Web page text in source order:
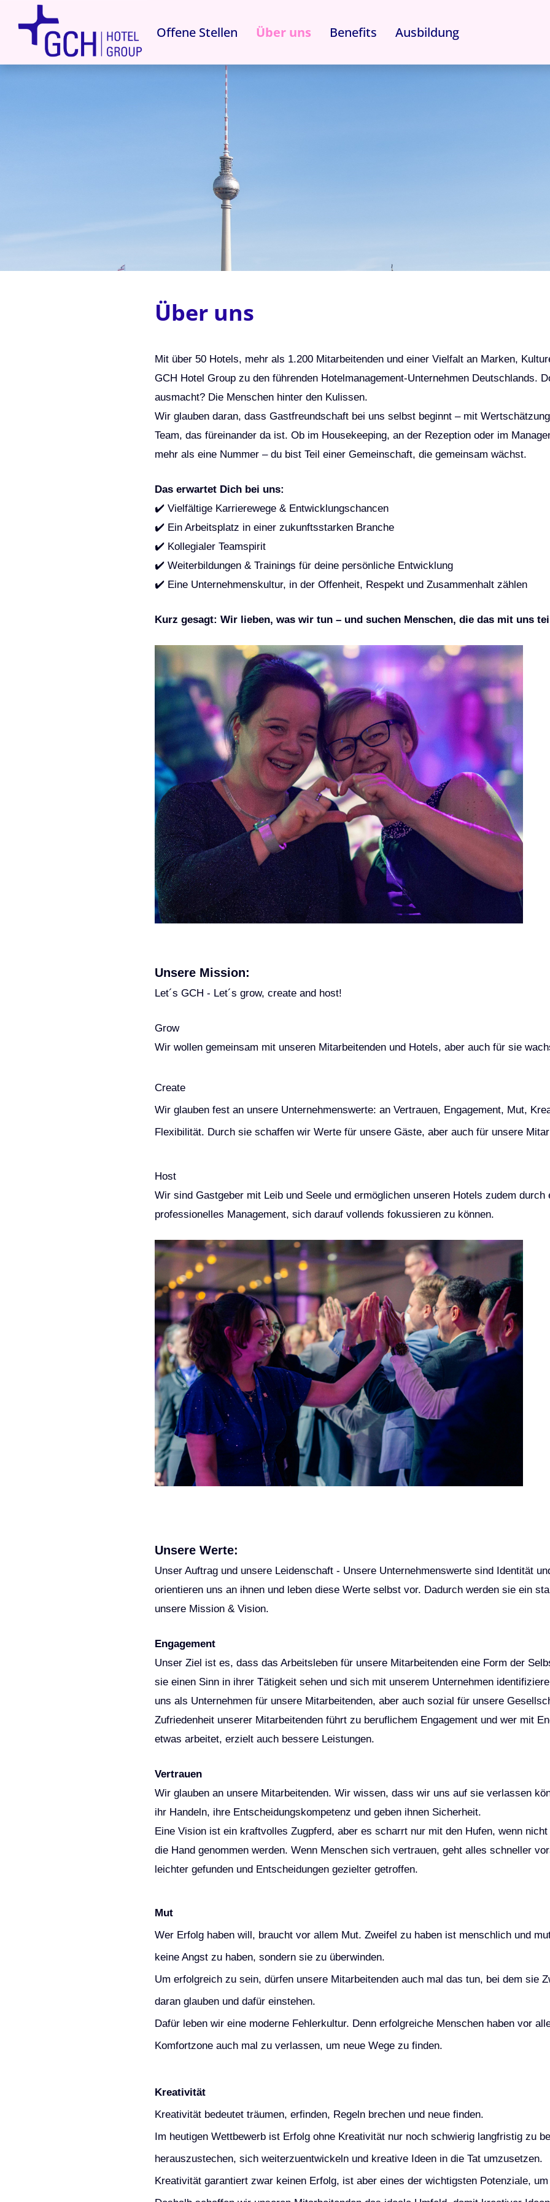
Offene Stellen Über uns Benefits Ausbildung
Über uns
Mit über 50 Hotels, mehr als 1.200 Mitarbeitenden und einer Vielfalt an Marken,
GCH Hotel Group zu den führenden Hotelmanagement-Unternehmen Deutschlands.
ausmacht? Die Menschen hinter den Kulissen.
Wir glauben daran, dass Gastfreundschaft bei uns selbst beginnt – mit
Team, das füreinander da ist. Ob im Housekeeping, an der Rezeption oder im
mehr als eine Nummer – du bist Teil einer Gemeinschaft, die gemeinsam wächst.
Das erwartet Dich bei uns:
✔️ Vielfältige Karrierewege & Entwicklungschancen
✔️ Ein Arbeitsplatz in einer zukunftsstarken Branche
✔️ Kollegialer Teamspirit
✔️ Weiterbildungen & Trainings für deine persönliche Entwicklung
✔️ Eine Unternehmenskultur, in der Offenheit, Respekt und Zusammenhalt zählen
Kurz gesagt: Wir lieben, was wir tun – und suchen Menschen, die das mit uns
Unsere Mission:
Let´s GCH - Let´s grow, create and host!
Grow
Wir wollen gemeinsam mit unseren Mitarbeitenden und Hotels, aber auch für sie
Create
Wir glauben fest an unsere Unternehmenswerte: an Vertrauen, Engagement, Mut,
Flexibilität. Durch sie schaffen wir Werte für unsere Gäste, aber auch für unsere
Host
Wir sind Gastgeber mit Leib und Seele und ermöglichen unseren Hotels zudem durch
professionelles Management, sich darauf vollends fokussieren zu können.
Unsere Werte:
Unser Auftrag und unsere Leidenschaft - Unsere Unternehmenswerte sind Identität
orientieren uns an ihnen und leben diese Werte selbst vor. Dadurch werden sie ein
unsere Mission & Vision.
Engagement
Unser Ziel ist es, dass das Arbeitsleben für unsere Mitarbeitenden eine Form der
sie einen Sinn in ihrer Tätigkeit sehen und sich mit unserem Unternehmen
uns als Unternehmen für unsere Mitarbeitenden, aber auch sozial für unsere
Zufriedenheit unserer Mitarbeitenden führt zu beruflichem Engagement und wer mit
etwas arbeitet, erzielt auch bessere Leistungen.
Vertrauen
Wir glauben an unsere Mitarbeitenden. Wir wissen, dass wir uns auf sie verlassen
ihr Handeln, ihre Entscheidungskompetenz und geben ihnen Sicherheit.
Eine Vision ist ein kraftvolles Zugpferd, aber es scharrt nur mit den Hufen, wenn
die Hand genommen werden. Wenn Menschen sich vertrauen, geht alles schneller
leichter gefunden und Entscheidungen gezielter getroffen.
Mut
Wer Erfolg haben will, braucht vor allem Mut. Zweifel zu haben ist menschlich und
keine Angst zu haben, sondern sie zu überwinden.
Um erfolgreich zu sein, dürfen unsere Mitarbeitenden auch mal das tun, bei dem sie
daran glauben und dafür einstehen.
Dafür leben wir eine moderne Fehlerkultur. Denn erfolgreiche Menschen haben vor
Komfortzone auch mal zu verlassen, um neue Wege zu finden.
Kreativität
Kreativität bedeutet träumen, erfinden, Regeln brechen und neue finden.
Im heutigen Wettbewerb ist Erfolg ohne Kreativität nur noch schwierig langfristig zu
herauszustechen, sich weiterzuentwickeln und kreative Ideen in die Tat umzusetzen.
Kreativität garantiert zwar keinen Erfolg, ist aber eines der wichtigsten Potenziale,